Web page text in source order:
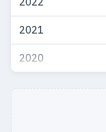
2021
2020